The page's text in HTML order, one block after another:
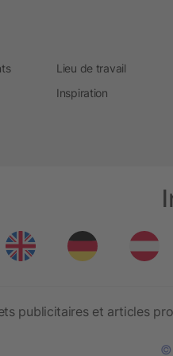
Lieu de travail
Inspiration
publicitaires et articles
©